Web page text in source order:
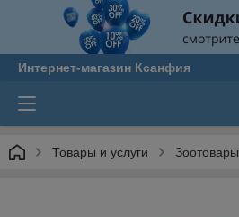
Интернет-магазин Ксанфия
Товары и услуги Зоотовары